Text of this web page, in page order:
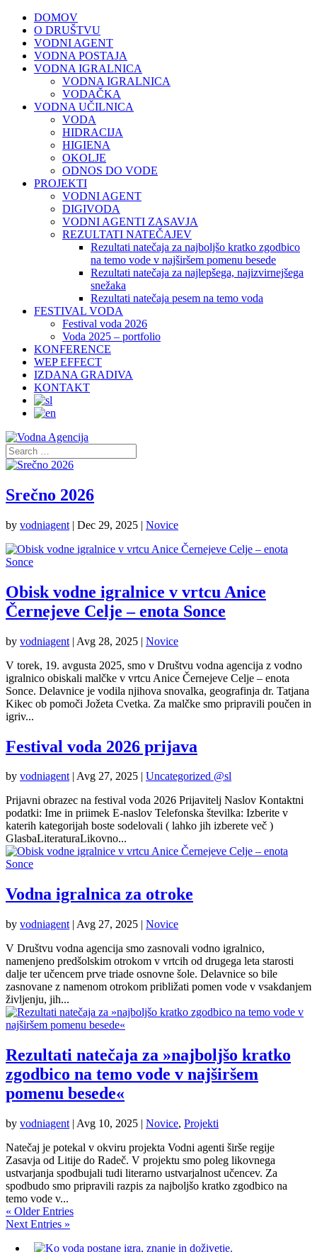
DOMOV
O DRUŠTVU
VODNI AGENT
VODNA POSTAJA
VODNA IGRALNICA
VODNA IGRALNICA
VODAČKA
VODNA UČILNICA
VODA
HIDRACIJA
HIGIENA
OKOLJE
ODNOS DO VODE
PROJEKTI
VODNI AGENT
DIGIVODA
VODNI AGENTI ZASAVJA
REZULTATI NATEČAJEV
Rezultati natečaja za najboljšo kratko zgodbico
na temo vode v najširšem pomenu besede
Rezultati natečaja za najlepšega, najizvirnejšega
snežaka
Rezultati natečaja pesem na temo voda
FESTIVAL VODA
Festival voda 2026
Voda 2025 – portfolio
KONFERENCE
WEP EFFECT
IZDANA GRADIVA
KONTAKT
Srečno 2026
by vodniagent | Dec 29, 2025 | Novice
Obisk vodne igralnice v vrtcu Anice
Černejeve Celje – enota Sonce
by vodniagent | Avg 28, 2025 | Novice
V torek, 19. avgusta 2025, smo v Društvu vodna agencija z vodno
igralnico obiskali malčke v vrtcu Anice Černejeve Celje – enota
Sonce. Delavnice je vodila njihova snovalka, geografinja dr. Tatjana
Kikec ob pomoči Jožeta Cvetka. Za malčke smo pripravili poučen in
igriv...
Festival voda 2026 prijava
by vodniagent| Avg 27, 2025 | Uncategorized @sl
Prijavni obrazec na festival voda 2026 Prijavitelj Naslov Kontaktni
podatki: Ime in priimek E-naslov Telefonska številka: Izberite v
katerih kategorijah boste sodelovali ( lahko jih izberete več )
GlasbaLiteraturaLikovno...
Vodna igralnica za otroke
by vodniagent | Avg 27, 2025 | Novice
V Društvu vodna agencija smo zasnovali vodno igralnico,
namenjeno predšolskim otrokom v vrtcih od drugega leta starosti
dalje ter učencem prve triade osnovne šole. Delavnice so bile
zasnovane z namenom otrokom približati pomen vode v vsakdanjem
življenju, jih...
Rezultati natečaja za »najboljšo kratko
zgodbico na temo vode v najširšem
pomenu besede«
by vodniagent | Avg 10, 2025 | Novice, Projekti
Natečaj je potekal v okviru projekta Vodni agenti širše regije
Zasavja od Litije do Radeč. V projektu smo poleg likovnega
ustvarjanja spodbujali tudi literarno ustvarjalnost učencev. Za
spodbudo smo pripravili razpis za najboljšo kratko zgodbico na
temo vode v...
« Older Entries
Next Entries »